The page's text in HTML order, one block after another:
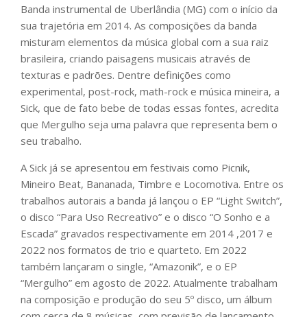
Banda instrumental de Uberlândia (MG) com o início da
sua trajetória em 2014. As composições da banda
misturam elementos da música global com a sua raiz
brasileira, criando paisagens musicais através de
texturas e padrões. Dentre definições como
experimental, post-rock, math-rock e música mineira, a
Sick, que de fato bebe de todas essas fontes, acredita
que Mergulho seja uma palavra que representa bem o
seu trabalho.
A Sick já se apresentou em festivais como Picnik,
Mineiro Beat, Bananada, Timbre e Locomotiva. Entre os
trabalhos autorais a banda já lançou o EP “Light Switch”,
o disco “Para Uso Recreativo” e o disco “O Sonho e a
Escada” gravados respectivamente em 2014 ,2017 e
2022 nos formatos de trio e quarteto. Em 2022
também lançaram o single, “Amazonik”, e o EP
“Mergulho” em agosto de 2022. Atualmente trabalham
na composição e produção do seu 5º disco, um álbum